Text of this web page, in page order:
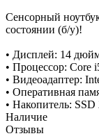
Сенсорный
состоянии (б/у)!
• Дисплей: 14
• Процессор: Core
• Видеоадаптер:
• Оперативная
• Накопитель:
Наличие
Отзывы